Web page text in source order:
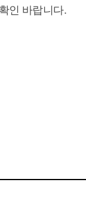
인 바랍니다.